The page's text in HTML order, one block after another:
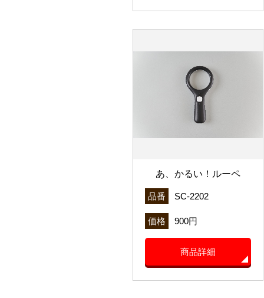
あ、かるい！ルーペ
品番 SC-2202
価格 900円
商品詳細